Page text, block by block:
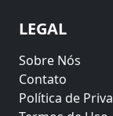
LEGAL
Sobre Nós
Contato
Política de